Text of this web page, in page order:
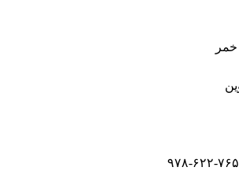
۷۶۵۵-۷۶-۶